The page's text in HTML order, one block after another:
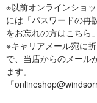
※以前オンラインショ
には「パスワードの再
をお忘れの方はこちら
※キャリアメール宛に
で、当店からのメール
ます。
「